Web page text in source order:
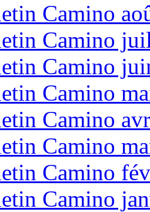
Camino
Camino
Camino
Camino
Camino
Camino
Camino
Camino